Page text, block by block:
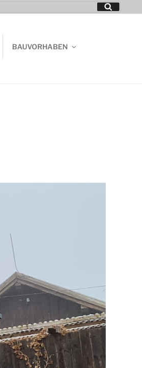
Suchen
BAUVORHABEN